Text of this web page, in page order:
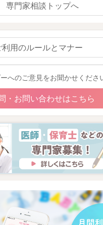
専門家相談トップへ
利用のルールとマナー
へのご意見をお聞かせくださ
・お問い合わせはこちら